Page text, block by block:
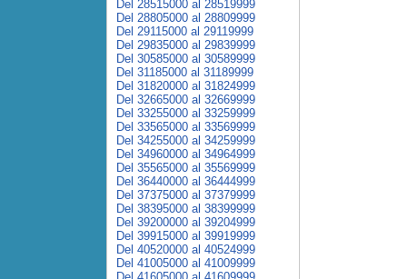
Del 28515000 al 28519999
Del 28805000 al 28809999
Del 29115000 al 29119999
Del 29835000 al 29839999
Del 30585000 al 30589999
Del 31185000 al 31189999
Del 31820000 al 31824999
Del 32665000 al 32669999
Del 33255000 al 33259999
Del 33565000 al 33569999
Del 34255000 al 34259999
Del 34960000 al 34964999
Del 35565000 al 35569999
Del 36440000 al 36444999
Del 37375000 al 37379999
Del 38395000 al 38399999
Del 39200000 al 39204999
Del 39915000 al 39919999
Del 40520000 al 40524999
Del 41005000 al 41009999